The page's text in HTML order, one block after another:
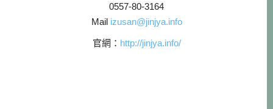
0557-80-3164
Mail izusan@jinjya.info
官網： http://jinjya.info/